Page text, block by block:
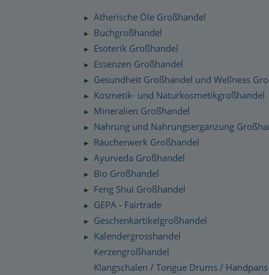
Zahlung und Versand
Datenschutzerklärung
Checkdates
Moravan Naturkosmetik
Primavera Life Sortiment
Alaya Engelkerzen
Gabriel Tech Sortiment
Engelalm Edelstein Essenzen
Schnelllager
► Ätherische Öle Großhandel
► Buchgroßhandel
► Esoterik Großhandel
► Essenzen Großhandel
► Gesundheit Großhandel und Wellness
► Kosmetik- und Naturkosmetikgroßhandel
► Mineralien Großhandel
► Nahrung und Nahrungsergänzung
► Räucherwerk Großhandel
► Ayurveda Großhandel
► Bio Großhandel
► Feng Shui Großhandel
► GEPA - Fairtrade
► Geschenkartikelgroßhandel
►
Kalendergrosshandel
Kerzengroßhandel
Klangschalen / Tongue Drums /